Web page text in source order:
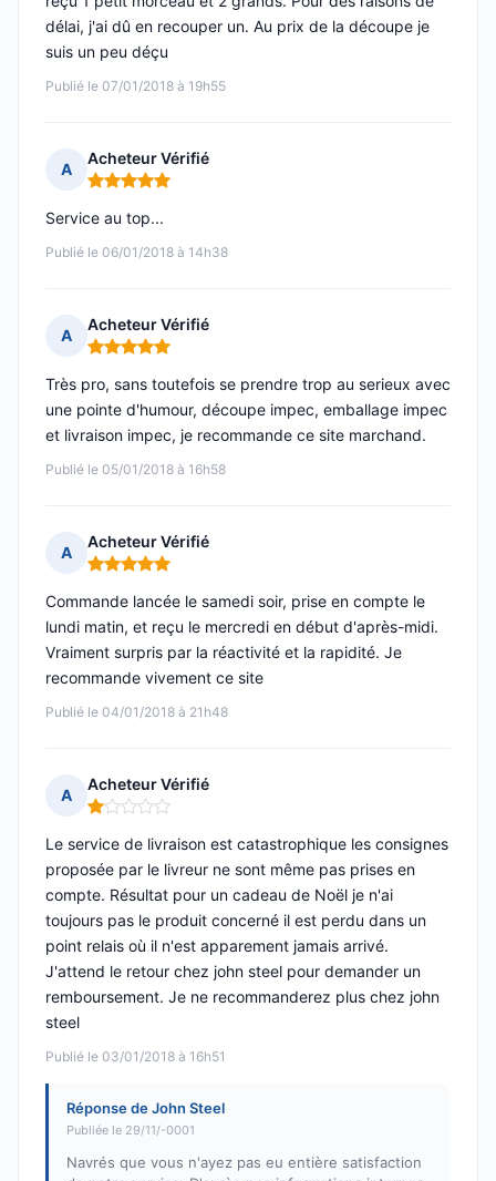
Publié le 07/01/2018 à 19h55
délai, j'ai dû en recouper un. Au prix de la découpe je
suis un peu déçu
A
Acheteur Vérifié
Note : 5 sur 5
Publié le 06/01/2018 à 14h38
Service au top...
A
Acheteur Vérifié
Note : 5 sur 5
Publié le 05/01/2018 à 16h58
Très pro, sans toutefois se prendre trop au serieux avec
une pointe d'humour, découpe impec, emballage impec
et livraison impec, je recommande ce site marchand.
A
Acheteur Vérifié
Note : 5 sur 5
Publié le 04/01/2018 à 21h48
Commande lancée le samedi soir, prise en compte le
lundi matin, et reçu le mercredi en début d'après-midi.
Vraiment surpris par la réactivité et la rapidité. Je
recommande vivement ce site
A
Acheteur Vérifié
Note : 1 sur 5
Publié le 03/01/2018 à 16h51
Le service de livraison est catastrophique les consignes
proposée par le livreur ne sont même pas prises en
compte. Résultat pour un cadeau de Noël je n'ai
toujours pas le produit concerné il est perdu dans un
point relais où il n'est apparement jamais arrivé.
J'attend le retour chez john steel pour demander un
remboursement. Je ne recommanderez plus chez john
steel
Réponse de John Steel
Publiée le 29/11/-0001
Navrés que vous n'ayez pas eu entière satisfaction